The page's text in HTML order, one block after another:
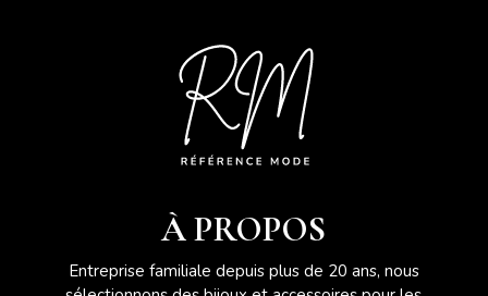
À PROPOS
Entreprise familiale depuis plus de 20 ans, nous